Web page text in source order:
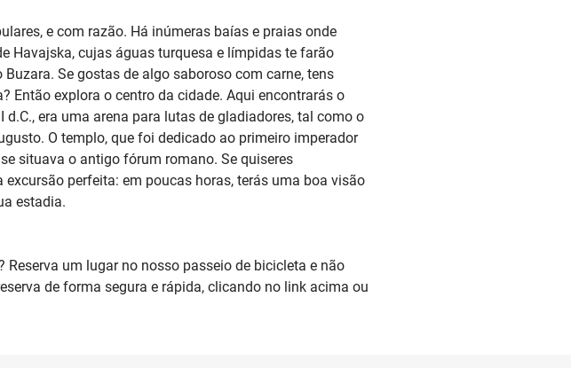
e com razão. Há inúmeras baías e praias onde
Havajska, cujas águas turquesa e límpidas te farão
Se gostas de algo saboroso com carne, tens
Então explora o centro da cidade. Aqui encontrarás o
era uma arena para lutas de gladiadores, tal como o
O templo, que foi dedicado ao primeiro imperador
situava o antigo fórum romano. Se quiseres
perfeita: em poucas horas, terás uma boa visão
estadia.
um lugar no nosso passeio de bicicleta e não
de forma segura e rápida, clicando no link acima ou